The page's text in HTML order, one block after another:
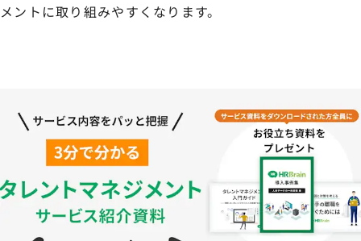
メントに取り組みやすくなります。